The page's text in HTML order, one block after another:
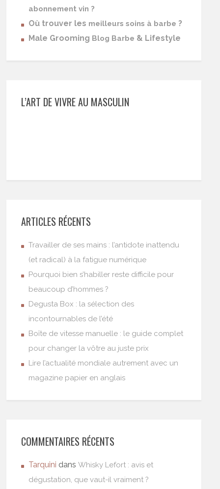
abonnement vin ?
Où trouver les meilleurs soins à barbe ?
Male Grooming Blog Barbe & Lifestyle
L’ART DE VIVRE AU MASCULIN
ARTICLES RÉCENTS
Travailler de ses mains : l’antidote inattendu
(et radical) à la fatigue numérique
Pourquoi bien s’habiller reste difficile pour
beaucoup d’hommes ?
Degusta Box : la sélection des
incontournables de l’été
Boîte de vitesse manuelle : le guide complet
pour changer la vôtre au juste prix
Lire l’actualité mondiale autrement avec un
magazine papier en anglais
COMMENTAIRES RÉCENTS
Tarquini dansWhisky Lefort : avis et
dégustation, que vaut-il vraiment ?